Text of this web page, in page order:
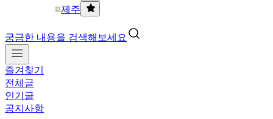
제주
궁금한 내용을 검색해보세요
즐겨찾기
전체글
인기글
공지사항